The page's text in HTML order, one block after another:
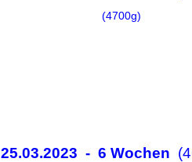
(4700g)
25.03.2023 - 6 Wochen